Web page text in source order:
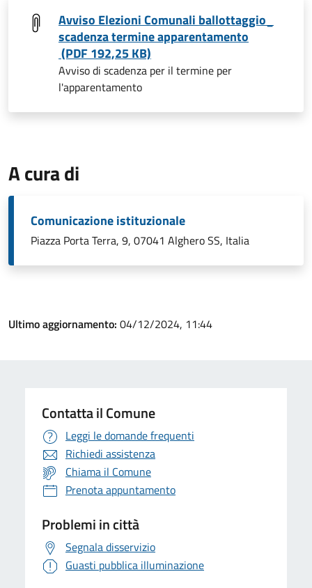
Avviso Elezioni Comunali ballottaggio_
scadenza termine apparentamento
(PDF 192,25 KB)
Avviso di scadenza per il termine per
l'apparentamento
A cura di
Comunicazione istituzionale
Piazza Porta Terra, 9, 07041 Alghero SS, Italia
Ultimo aggiornamento: 04/12/2024, 11:44
Contatta il Comune
Leggi le domande frequenti
Richiedi assistenza
Chiama il Comune
Prenota appuntamento
Problemi in città
Segnala disservizio
Guasti pubblica illuminazione